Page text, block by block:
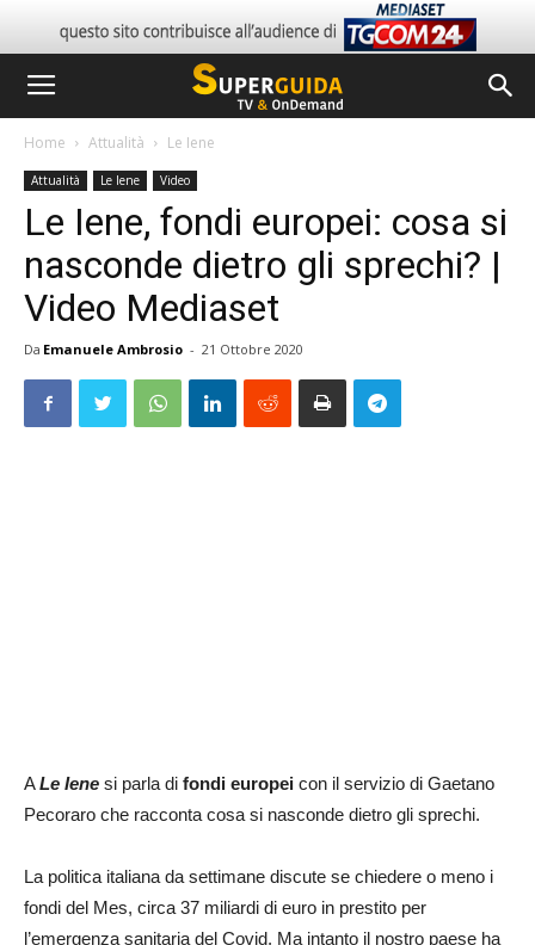
Home Attualità Le Iene
Attualità Le Iene Video
Le Iene, fondi europei: cosa si
nasconde dietro gli sprechi? |
Video Mediaset
Da Emanuele Ambrosio - 21 Ottobre 2020
ALe Iene si parla di fondi europei con il servizio di Gaetano
Pecoraro che racconta cosa si nasconde dietro gli sprechi.
La politica italiana da settimane discute se chiedere o meno i
fondi del Mes, circa 37 miliardi di euro in prestito per
l’emergenza sanitaria del Covid. Ma intanto il nostro paese ha